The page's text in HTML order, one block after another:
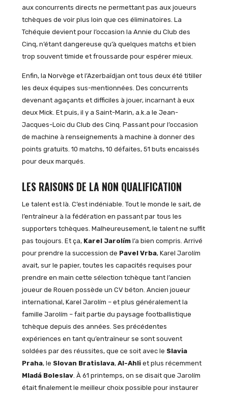
aux concurrents directs ne permettant pas aux joueurs
tchèques de voir plus loin que ces éliminatoires. La
Tchéquie devient pour l’occasion la Annie du Club des
Cinq, n’étant dangereuse qu’à quelques matchs et bien
trop souvent timide et froussarde pour espérer mieux.
Enfin, la Norvège et l’Azerbaïdjan ont tous deux été titiller
les deux équipes sus-mentionnées. Des concurrents
devenant agaçants et difficiles à jouer, incarnant à eux
deux Mick. Et puis, il y a Saint-Marin, a.k.a le Jean-
Jacques-Loic du Club des Cinq. Passant pour l’occasion
de machine à renseignements à machine à donner des
points gratuits. 10 matchs, 10 défaites, 51 buts encaissés
pour deux marqués.
LES RAISONS DE LA NON QUALIFICATION
Le talent est là. C’est indéniable. Tout le monde le sait, de
l’entraîneur à la fédération en passant par tous les
supporters tchèques. Malheureusement, le talent ne suffit
pas toujours. Et ça, Karel Jarolíml’a bien compris. Arrivé
pour prendre la succession de Pavel Vrba, Karel Jarolím
avait, sur le papier, toutes les capacités requises pour
prendre en main cette sélection tchèque tant l’ancien
joueur de Rouen possède un CV béton. Ancien joueur
international, Karel Jarolím – et plus généralement la
famille Jarolím – fait partie du paysage footballistique
tchèque depuis des années. Ses précédentes
expériences en tant qu’entraîneur se sont souvent
soldées par des réussites, que ce soit avec le Slavia
Praha, le Slovan Bratislava, Al-Ahliet plus récemment
Mladá Boleslav. À 61 printemps, on se disait que Jarolím
était finalement le meilleur choix possible pour instaurer